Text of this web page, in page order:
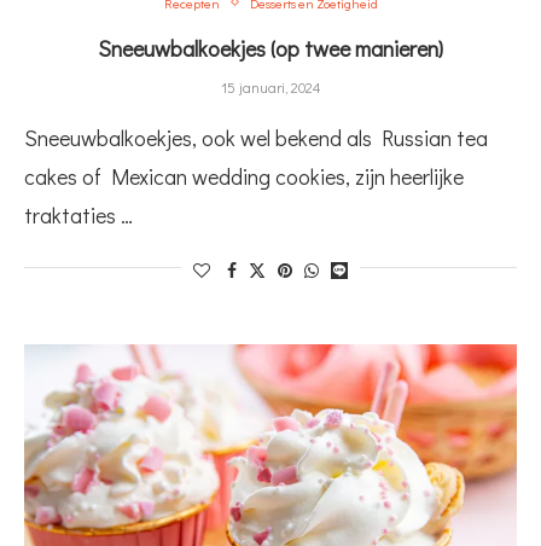
Sneeuwbalkoekjes (op twee manieren)
15 januari, 2024
Sneeuwbalkoekjes, ook wel bekend als Russian tea
cakes of Mexican wedding cookies, zijn heerlijke
traktaties …